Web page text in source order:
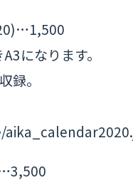
になります。
録。